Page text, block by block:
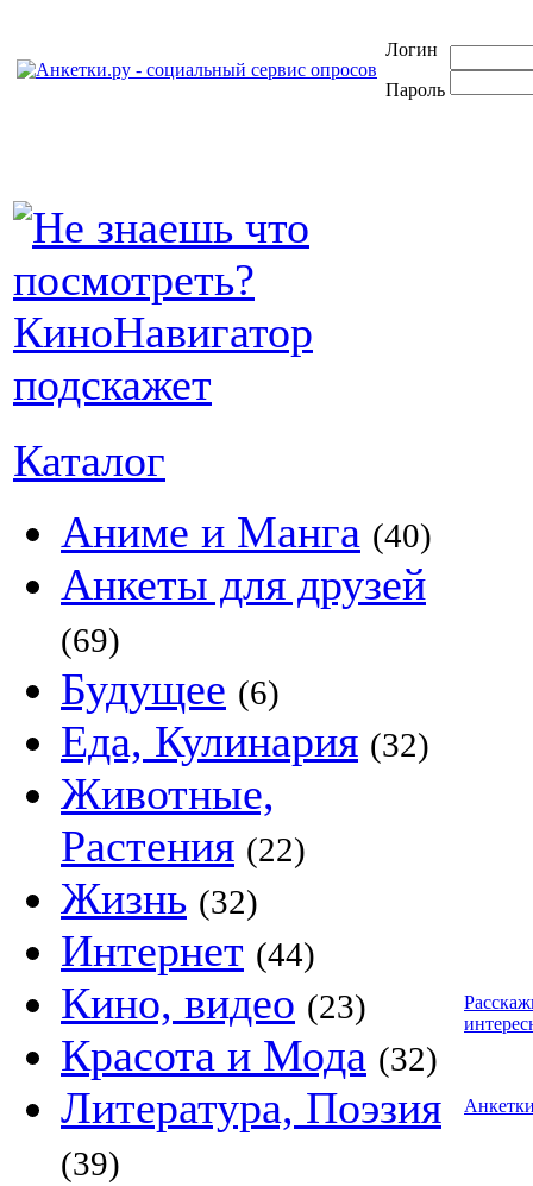
Логин
Пароль
Каталог
Аниме и Манга (40)
Анкеты для друзей
(69)
Будущее (6)
Еда, Кулинария (32)
Животные,
Растения (22)
Жизнь (32)
Интернет (44)
Кино, видео (23)
Красота и Мода (32)
Литература, Поэзия
(39)